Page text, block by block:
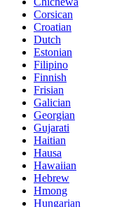
Corsican
Croatian
Dutch
Estonian
Filipino
Finnish
Frisian
Galician
Georgian
Gujarati
Haitian
Hausa
Hawaiian
Hebrew
Hmong
Hungarian